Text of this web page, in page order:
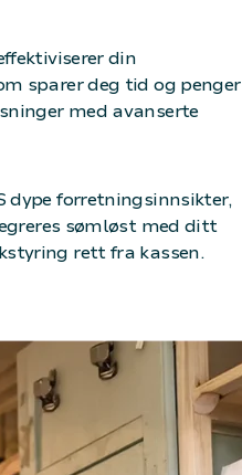
din
sparer deg tid og penger
med avanserte
dype forretningsinnsikter,
sømløst med ditt
rett fra kassen.